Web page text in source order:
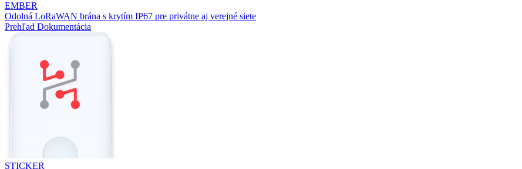
EMBER
Odolná LoRaWAN brána s krytím IP67 pre privátne aj verejné siete
Prehľad Dokumentácia
STICKER